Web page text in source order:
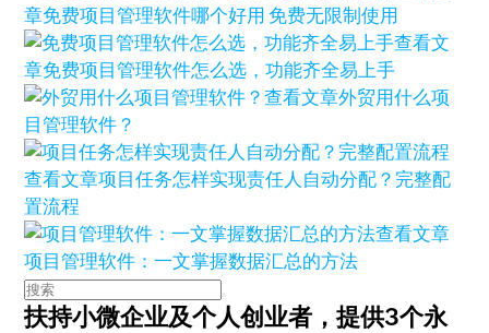
章免费项目管理软件哪个好用 免费无限制使用
查看文
章免费项目管理软件怎么选，功能齐全易上手
查看文章外贸用什么项
目管理软件？
查看文章项目任务怎样实现责任人自动分配？完整配
置流程
查看文章
项目管理软件：一文掌握数据汇总的方法
扶持小微企业及个人创业者，提供3个永